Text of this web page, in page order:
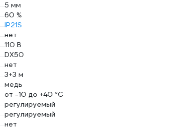
5 мм
60 %
IP21S
нет
110 В
DX50
нет
3+3 м
медь
от -10 до +40 °С
регулируемый
регулируемый
нет